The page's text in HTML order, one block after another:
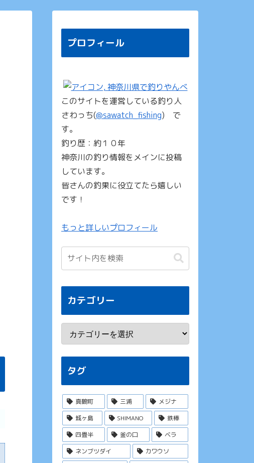
プロフィール
このサイトを運営している釣り人
さわっち(@sawatch_fishing) で
す。
釣り歴：約１０年
神奈川の釣り情報をメインに投稿
しています。
皆さんの釣果に役立てたら嬉しい
です！
もっと詳しいプロフィール
カテゴリー
タグ
真鶴町 三浦
メジナ
城ヶ島
SHIMANO
鉄棒
四畳半
釜の口
ベラ
ネンブツダイ
カワウソ